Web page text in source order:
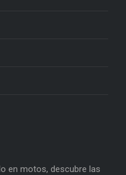
en motos, descubre las